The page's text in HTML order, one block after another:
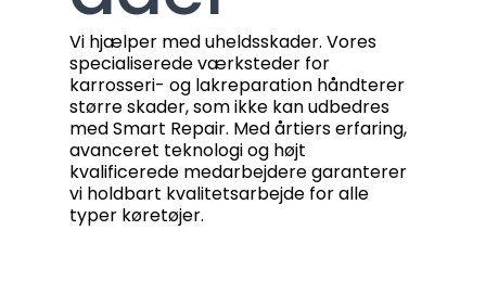
Vi hjælper med uheldsskader. Vores
specialiserede værksteder for
karrosseri- og lakreparation håndterer
større skader, som ikke kan udbedres
med Smart Repair. Med årtiers erfaring,
avanceret teknologi og højt
kvalificerede medarbejdere garanterer
vi holdbart kvalitetsarbejde for alle
typer køretøjer.